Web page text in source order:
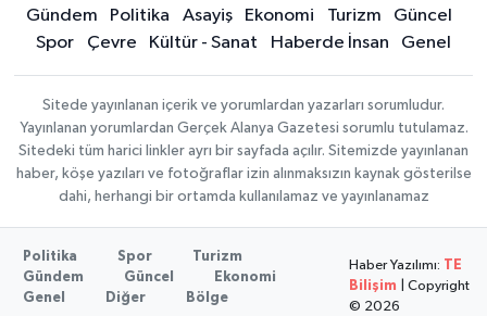
Gündem Politika Asayiş Ekonomi Turizm
Güncel
Spor
Çevre Kültür - Sanat Haberde İnsan Genel
Sitede yayınlanan içerik ve yorumlardan yazarları sorumludur.
Yayınlanan yorumlardan Gerçek Alanya Gazetesi sorumlu tutulamaz.
Sitedeki tüm harici linkler ayrı bir sayfada açılır. Sitemizde yayınlanan
haber, köşe yazıları ve fotoğraflar izin alınmaksızın kaynak gösterilse
dahi, herhangi bir ortamda kullanılamaz ve yayınlanamaz
Politika Spor
Turizm
Gündem
Güncel
Ekonomi
Genel
Diğer Bölge
Haber Yazılımı:
TE
Bilişim | Copyright
© 2026